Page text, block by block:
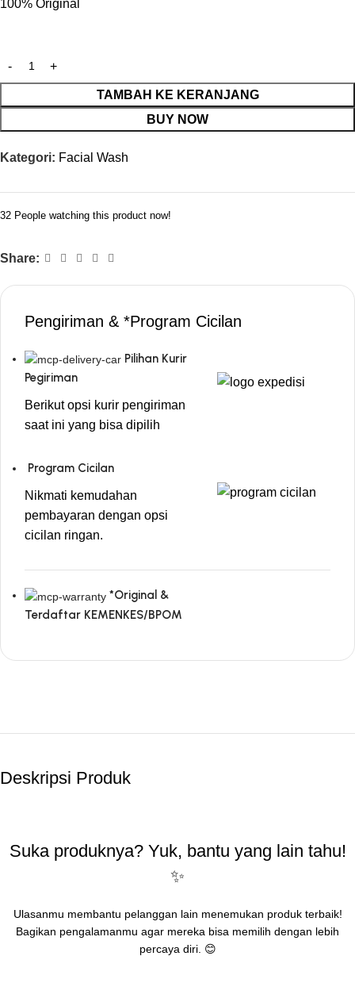
100% Original
TAMBAH KE KERANJANG
BUY NOW
Kategori: Facial Wash
32 People watching this product now!
Share:
Pengiriman & *Program Cicilan
Pilihan Kurir
Pegiriman
Berikut opsi kurir pengiriman
saat ini yang bisa dipilih
Program Cicilan
Nikmati kemudahan
pembayaran dengan opsi
cicilan ringan.
*Original &
Terdaftar KEMENKES/BPOM
Deskripsi Produk
Suka produknya? Yuk, bantu yang lain tahu!
✨
Ulasanmu membantu pelanggan lain menemukan produk terbaik!
Bagikan pengalamanmu agar mereka bisa memilih dengan lebih
percaya diri. 😊